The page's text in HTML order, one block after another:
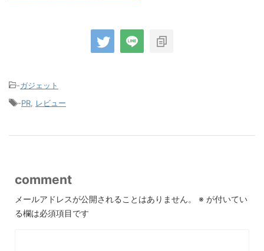
-ガジェット
-PR レビュー
comment
メールアドレスが公開されることはありません。 ※ が付いてい
る欄は必須項目です